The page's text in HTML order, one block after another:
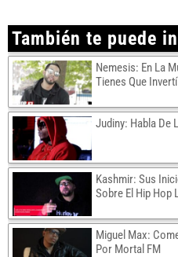
También te puede
Nemesis: En La
Tienes Que
Judiny: Habla De
Kashmir: Sus
Sobre El Hip Hop
Miguel Max:
Por Mortal FM